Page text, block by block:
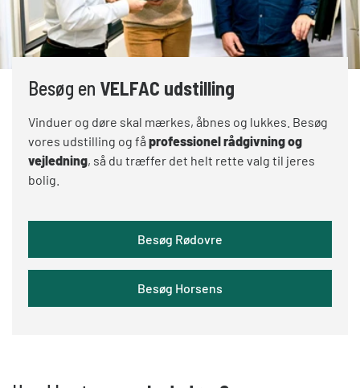
Besøg en VELFAC udstilling
Vinduer og døre skal mærkes, åbnes og lukkes. Besøg
vores udstilling og få professionel rådgivning og
vejledning, så du træffer det helt rette valg til jeres
bolig.
Besøg Rødovre
Besøg Horsens